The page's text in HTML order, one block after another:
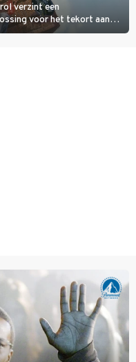
verzint een
voor het tekort aan